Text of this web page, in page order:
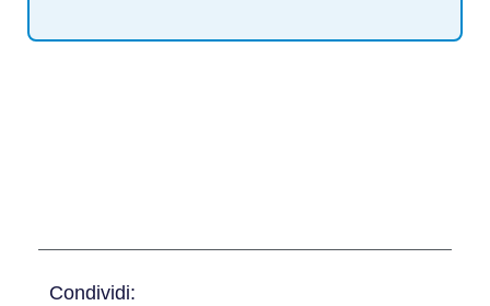
Condividi: